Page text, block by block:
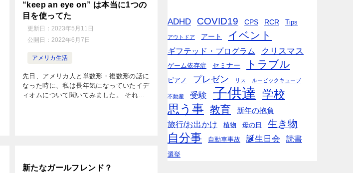
“keep an eye on” は本当に1つの
目を使ってた
更新日： 2023年5月11日
公開日： 2022年6月7日
アメリカ生活
先日、アメリカ人と単数形・複数形の話に
なった時に、私は長年気になっていたイデ
ィオムについて聞いてみました。 それ
新たなガールフレンド？
ADHD COVID19 CPS RCR Tips
アウトドア アート イベント
ギフテッド・プログラム クリスマス
ゲーム依存症 セミナー トラブル
ピアノ プレゼン リス ルービックキューブ
不動産 受験 子供達 学校
思う事 教育 新年の抱負
旅行/お出かけ 植物 母の日 生き物
自分事 自動車事故 誕生日会 読書
選挙